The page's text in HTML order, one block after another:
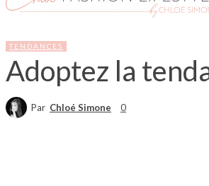
TENDANCES
Adoptez la
Par Chloé Simone 0